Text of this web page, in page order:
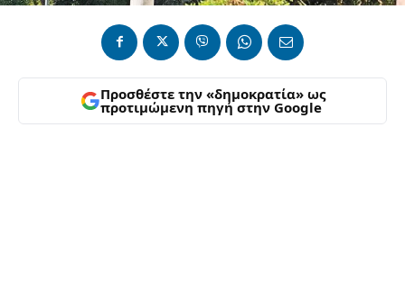
Προσθέστε την «δημοκρατία» ως
προτιμώμενη πηγή στην Google